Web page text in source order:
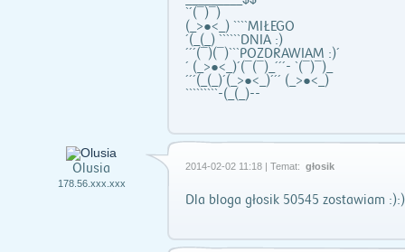
`´(¯)¯)
(_>●<_) ````MIŁEGO
´(_(_) ``````DNIA :)
´´´(¯)(¯)```POZDRAWIAM :)´
´ (_>●<_)´(¯(¯)_´´´- `(¯)¯)_
´´´(_(_)´(_>●<_)´´´ (_>●<_)
`````````-(_(_)--
Olusia
178.56.xxx.xxx
2014-02-02 11:18 | Temat: głosik
Dla bloga głosik 50545 zostawiam